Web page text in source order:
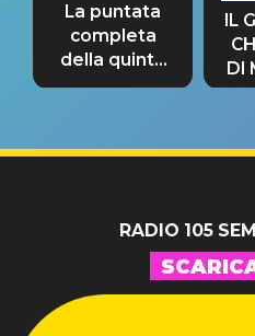
La puntata
completa
della quinta
tappa
IL
DI
RADIO 105